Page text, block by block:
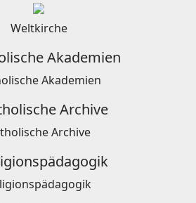
Weltkirche
Akademien
Archive